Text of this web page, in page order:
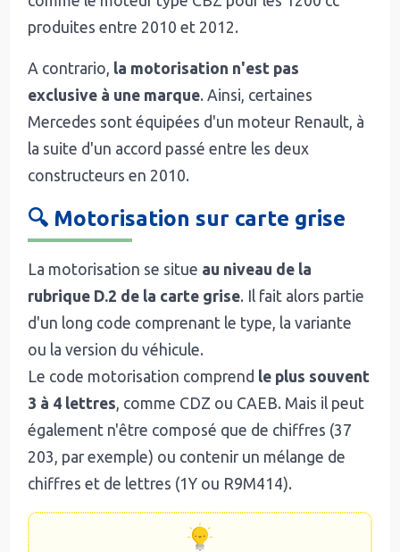
produites entre 2010 et 2012.
A contrario, la motorisation n'est pas
exclusive à une marque. Ainsi, certaines
Mercedes sont équipées d'un moteur Renault, à
la suite d'un accord passé entre les deux
constructeurs en 2010.
🔍 Motorisation sur carte grise
La motorisation se situe au niveau de la
rubrique D.2 de la carte grise. Il fait alors partie
d'un long code comprenant le type, la variante
ou la version du véhicule.
Le code motorisation comprend le plus souvent
3 à 4 lettres, comme CDZ ou CAEB. Mais il peut
également n'être composé que de chiffres (37
203, par exemple) ou contenir un mélange de
chiffres et de lettres (1Y ou R9M414).